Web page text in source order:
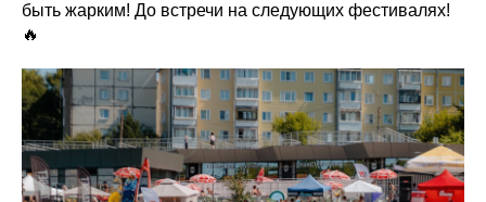
быть жарким! До встречи на следующих фестивалях!
🔥